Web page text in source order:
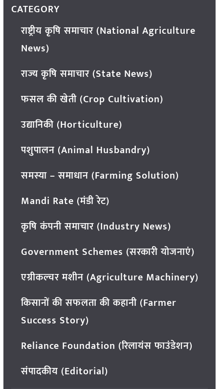
CATEGORY
राष्ट्रीय कृषि समाचार (National Agriculture
News)
राज्य कृषि समाचार (State News)
फसल की खेती (Crop Cultivation)
उद्यानिकी (Horticulture)
पशुपालन (Animal Husbandry)
समस्या – समाधान (Farming Solution)
Mandi Rate (मंडी रेट)
कृषि कंपनी समाचार (Industry News)
Government Schemes (सरकारी योजनाएं)
एग्रीकल्चर मशीन (Agriculture Machinery)
किसानों की सफलता की कहानी (Farmer
Success Story)
Reliance Foundation (रिलायंस फाउंडेशन)
संपादकीय (Editorial)